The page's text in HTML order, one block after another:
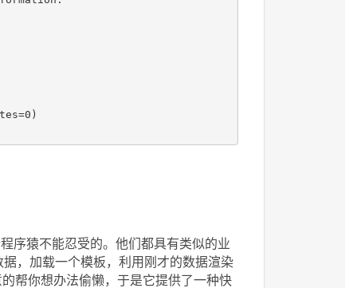
=0 )
序猿不能忍受的。他们都具有类似的业
，加载一个模板，利用刚才的数据渲染
帮你想办法偷懒，于是它提供了一种快